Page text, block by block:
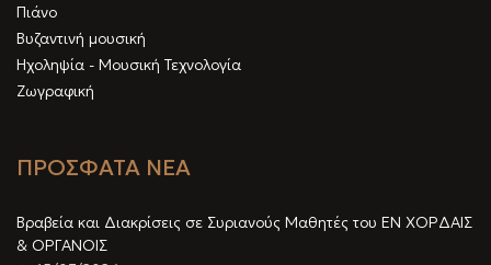
Πιάνο
Βυζαντινή μουσική
Ηχοληψία - Μουσική Τεχνολογία
Ζωγραφική
ΠΡΟΣΦΑΤΑ ΝΕΑ
Βραβεία και Διακρίσεις σε Συριανούς Μαθητές του ΕΝ ΧΟΡΔΑΙΣ
& ΟΡΓΑΝΟΙΣ